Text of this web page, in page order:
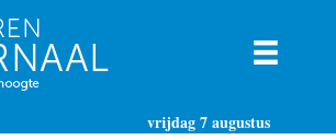
vrijdag 7 augustus